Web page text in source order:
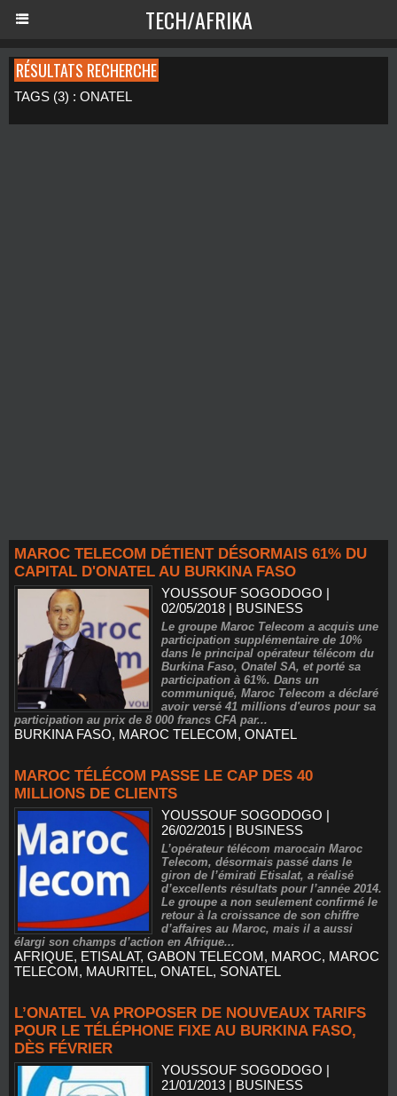
TECH/AFRIKA
RÉSULTATS RECHERCHE
TAGS (3) : ONATEL
MAROC TELECOM DÉTIENT DÉSORMAIS 61% DU
CAPITAL D'ONATEL AU BURKINA FASO
YOUSSOUF SOGODOGO |
02/05/2018 | BUSINESS
Le groupe Maroc Telecom a acquis une
participation supplémentaire de 10%
dans le principal opérateur télécom du
Burkina Faso, Onatel SA, et porté sa
participation à 61%. Dans un
communiqué, Maroc Telecom a déclaré
avoir versé 41 millions d'euros pour sa
participation au prix de 8 000 francs CFA par...
BURKINA FASO, MAROC TELECOM, ONATEL
MAROC TÉLÉCOM PASSE LE CAP DES 40
MILLIONS DE CLIENTS
YOUSSOUF SOGODOGO |
26/02/2015 | BUSINESS
L’opérateur télécom marocain Maroc
Telecom, désormais passé dans le
giron de l’émirati Etisalat, a réalisé
d’excellents résultats pour l’année 2014.
Le groupe a non seulement confirmé le
retour à la croissance de son chiffre
d’affaires au Maroc, mais il a aussi
élargi son champs d’action en Afrique...
AFRIQUE, ETISALAT, GABON TELECOM, MAROC, MAROC
TELECOM, MAURITEL, ONATEL, SONATEL
L’ONATEL VA PROPOSER DE NOUVEAUX TARIFS
POUR LE TÉLÉPHONE FIXE AU BURKINA FASO,
DÈS FÉVRIER
YOUSSOUF SOGODOGO |
21/01/2013 | BUSINESS